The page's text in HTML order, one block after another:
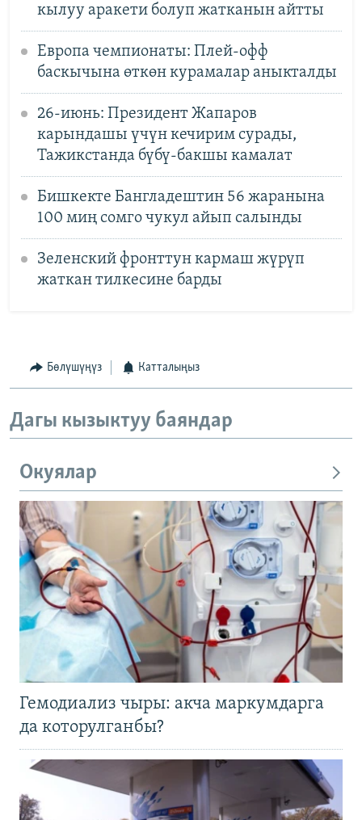
кылуу аракети болуп жатканын айтты
Европа чемпионаты: Плей-офф
баскычына өткөн курамалар аныкталды
26-июнь: Президент Жапаров
карындашы үчүн кечирим сурады,
Тажикстанда бүбү-бакшы камалат
Бишкекте Бангладештин 56 жаранына
100 миң сомго чукул айып салынды
Зеленский фронттун кармаш жүрүп
жаткан тилкесине барды
Бөлүшүңүз Катталыңыз
Дагы кызыктуу баяндар
Окуялар
Гемодиализ чыры: акча маркумдарга
да которулганбы?